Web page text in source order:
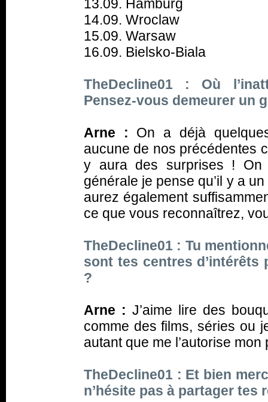
13.09. Hamburg
14.09. Wroclaw
15.09. Warsaw
16.09. Bielsko-Biala
TheDecline01 : Où
Pensez-vous demeurer un
Arne : On a déjà
aucune de nos précédentes
y aura des surprises !
générale je pense qu’il y a
aurez également
ce que vous reconnaîtrez,
TheDecline01 : Tu
sont tes centres d’intérêts
?
Arne : J’aime lire des
comme des films, séries ou
autant que me l’autorise mon
TheDecline01 : Et bien
n’hésite pas à partager tes